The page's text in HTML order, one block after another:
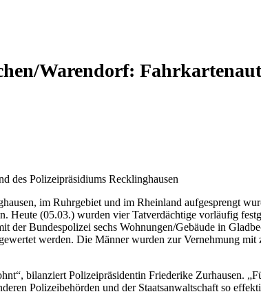
Warendorf:
des Polizeipräsidiums Recklinghausen
im Ruhrgebiet und im Rheinland aufgesprengt
Heute (05.03.) wurden vier Tatverdächtige vorläufig
der Bundespolizei sechs Wohnungen/Gebäude in
werden. Die Männer wurden zur Vernehmung
bilanziert Polizeipräsidentin Friederike Zurhausen.
Polizeibehörden und der Staatsanwaltschaft so